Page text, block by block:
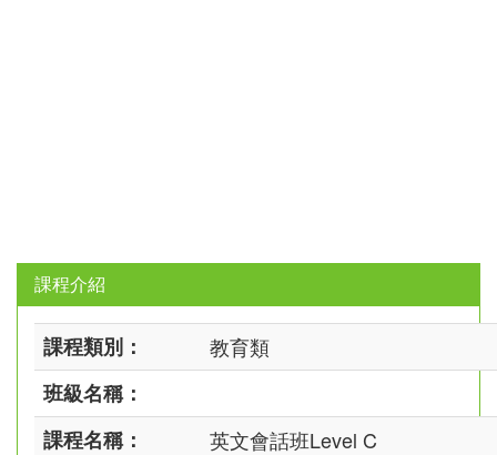
課程介紹
課程類別：
教育類
班級名稱：
課程名稱：
英文會話班Level C